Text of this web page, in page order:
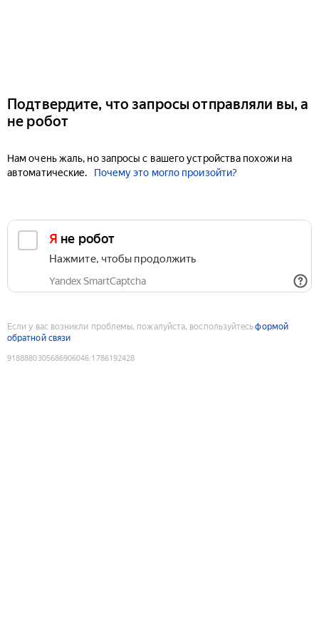
Подтвердите, что запросы отправляли вы, а
не робот
Нам очень жаль, но запросы с вашего устройства похожи на
автоматические.
Почему это могло произойти?
Я не робот
Нажмите, чтобы продолжить
Yandex SmartCaptcha
Если у вас возникли проблемы, пожалуйста, воспользуйтесьформой
обратной связи
9188880305686906046:1786192428